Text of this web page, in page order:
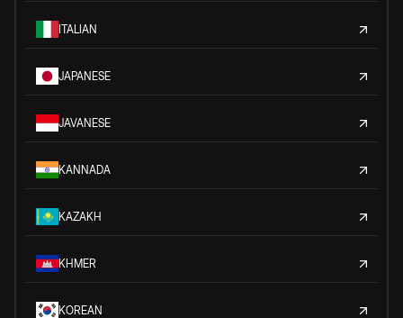
ITALIAN
JAPANESE
JAVANESE
KANNADA
KAZAKH
KHMER
KOREAN